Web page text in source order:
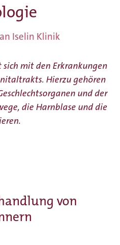
Iselin Klinik
mit den Erkrankungen
Hierzu gehören
und der
die Harnblase und die
von